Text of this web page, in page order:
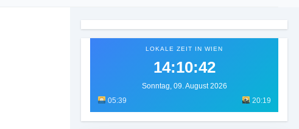
LOKALE ZEIT IN WIEN
14:10:44
Sonntag, 09. August 2026
05:39
20:19